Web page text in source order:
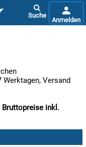
 
Werktagen, Versand
Bruttopreise inkl.